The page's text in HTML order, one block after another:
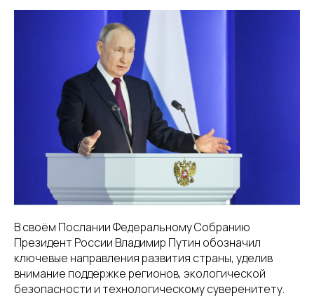
8(800)234-93-88
В своём Послании Федеральному Собранию
Президент России Владимир Путин обозначил
ключевые направления развития страны, уделив
внимание поддержке регионов, экологической
безопасности и технологическому суверенитету.